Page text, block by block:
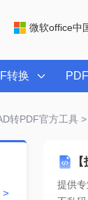
微软office中
转换
转PDF官方工具>
提供
>